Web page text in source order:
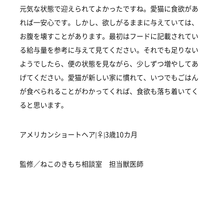
元気な状態で迎えられてよかったですね。愛猫に食欲があ
れば一安心です。しかし、欲しがるままに与えていては、
お腹を壊すことがあります。最初はフードに記載されてい
る給与量を参考に与えて見てください。それでも足りない
ようでしたら、便の状態を見ながら、少しずつ増やしてあ
げてください。愛猫が新しい家に慣れて、いつでもごはん
が食べられることがわかってくれば、食欲も落ち着いてく
ると思います。
アメリカンショートヘア|♀|3歳10カ月
監修／ねこのきもち相談室 担当獣医師